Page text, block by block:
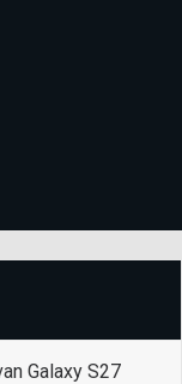
Galaxy S27